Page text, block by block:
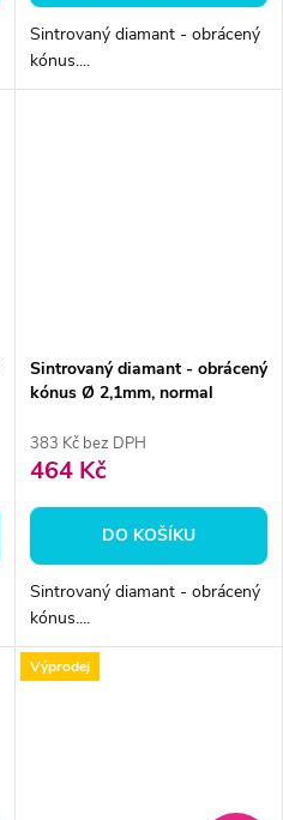
Sintrovaný diamant - obrácený
kónus....
Sintrovaný diamant - obrácený
kónus Ø 2,1mm, normal
383 Kč bez DPH
464 Kč
DO KOŠÍKU
Sintrovaný diamant - obrácený
kónus....
Výprodej